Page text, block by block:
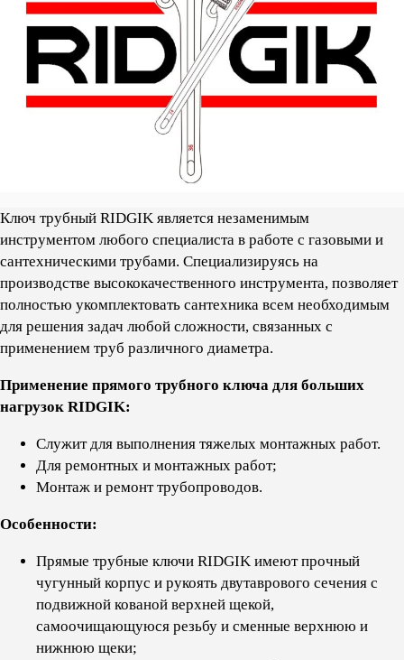
Ключ трубный RIDGIK является незаменимым
инструментом любого специалиста в работе с газовыми и
сантехническими трубами. Cпециализируясь на
производстве высококачественного инструмента, позволяет
полностью укомплектовать сантехника всем необходимым
для решения задач любой сложности, связанных с
применением труб различного диаметра.
Применение прямого трубного ключа для больших
нагрузок RIDGIK:
Служит для выполнения тяжелых монтажных работ.
Для ремонтных и монтажных работ;
Монтаж и ремонт трубопроводов.
Особенности:
Прямые трубные ключи RIDGIK имеют прочный
чугунный корпус и рукоять двутаврового сечения с
подвижной кованой верхней щекой,
самоочищающуюся резьбу и сменные верхнюю и
нижнюю щеки;